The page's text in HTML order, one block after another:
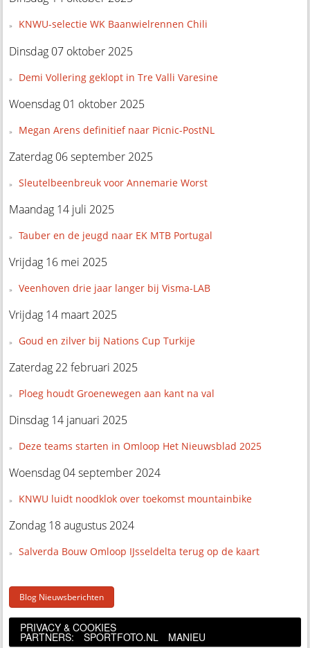
KNWU-selectie WK Baanwielrennen Chili
Dinsdag 07 oktober 2025
Demi Vollering geklopt in Tre Valli Varesine
Woensdag 01 oktober 2025
Megan Arens definitief naar Picnic-PostNL
Zaterdag 06 september 2025
Sleutelbeenbreuk voor Annemarie Worst
Maandag 14 juli 2025
Tauber en de jeugd naar EK MTB Portugal
Vrijdag 16 mei 2025
Veenhoven drie jaar langer bij Visma-LAB
Vrijdag 14 maart 2025
Goud en zilver bij Nations Cup Turkije
Zaterdag 22 februari 2025
Ploeg houdt Groenewegen aan kant na val
Dinsdag 14 januari 2025
Deze teams starten in Omloop Het Nieuwsblad 2025
Woensdag 04 september 2024
KNWU luidt noodklok over toekomst mountainbike
Zondag 18 augustus 2024
Salverda Bouw Omloop IJsseldelta terug op de kaart
Blog Nieuwsberichten
PRIVACY & COOKIES
PARTNERS: SPORTFOTO.NL MANIEU